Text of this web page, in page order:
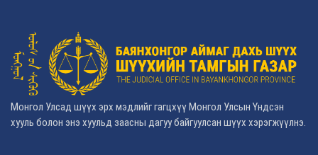
Монгол Улсад шүүх эрх мэдлийг гагцхүү Монгол Улсын Үндсэн
хууль болон энэ хуульд заасны дагуу байгуулсан шүүх хэрэгжүүлнэ.